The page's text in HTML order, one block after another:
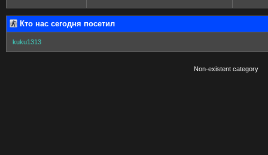
Кто нас сегодня посетил
kuku1313
Non-existent category